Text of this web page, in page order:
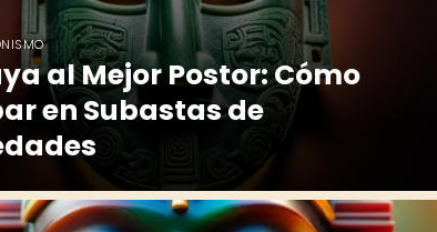
al Mejor Postor: Cómo
en Subastas de